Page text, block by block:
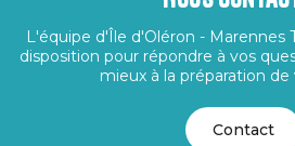
L'équipe d'Île d'Oléron - Marennes
disposition pour répondre à vos
mieux à la préparation de
Contact